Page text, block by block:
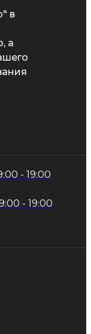
в
а
- 19:00
- 19:00